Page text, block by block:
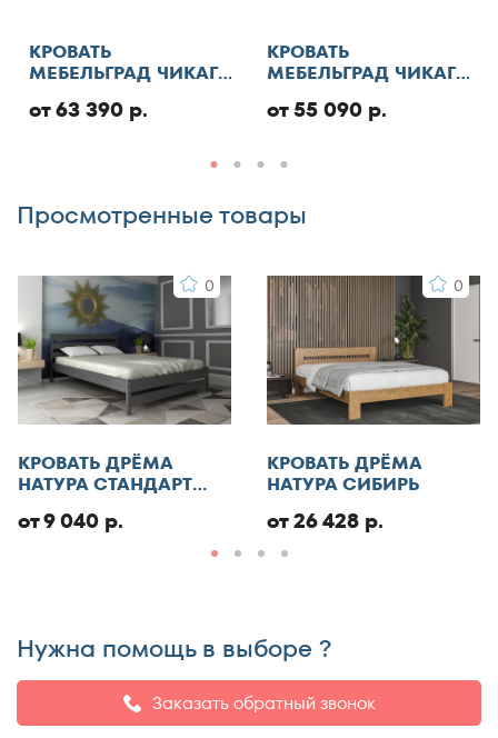
130x185
130x186
130x190
140x185
140x190
140x195
140x200
140x210
145x200
150x185
150x190
150x220
160x180
Отменить
Добавить отзыв
КРОВАТЬ
МЕБЕЛЬГРАД ЧИКАГО
от 63 390 р.
КРОВАТЬ
МЕБЕЛЬГРАД ЧИКАГО
от 55 090 р.
Просмотренные товары
0
КРОВАТЬ ДРЁМА
НАТУРА СТАНДАРТ
от 9 040 р.
0
КРОВАТЬ ДРЁМА
НАТУРА СИБИРЬ
от 26 428 р.
Нужна помощь в выборе ?
Заказать обратный звонок